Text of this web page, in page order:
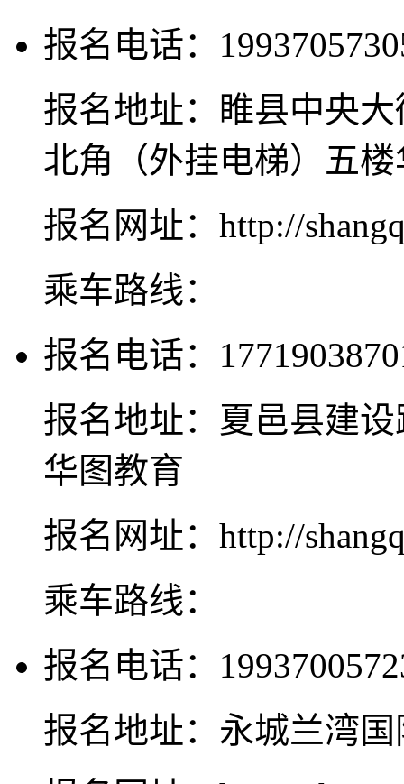
报名电话：
报名地址：睢县中央
北角（外挂电梯）五
报名网址：http://
乘车路线：
报名电话：
报名地址：夏邑县建
华图教育
报名网址：http://
乘车路线：
报名电话：
报名地址：永城兰湾